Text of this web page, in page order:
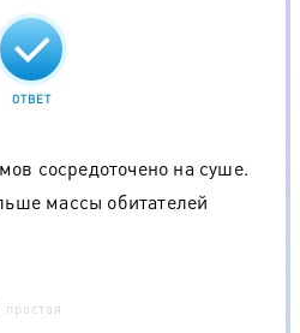
ОТВЕТ
сосредоточено на суше.
массы обитателей
простая